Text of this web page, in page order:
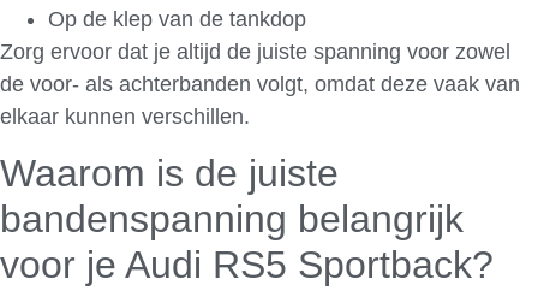
Op de klep van de tankdop
Zorg ervoor dat je altijd de juiste spanning voor zowel
de voor- als achterbanden volgt, omdat deze vaak van
elkaar kunnen verschillen.
Waarom is de juiste
bandenspanning belangrijk
voor je Audi RS5 Sportback?